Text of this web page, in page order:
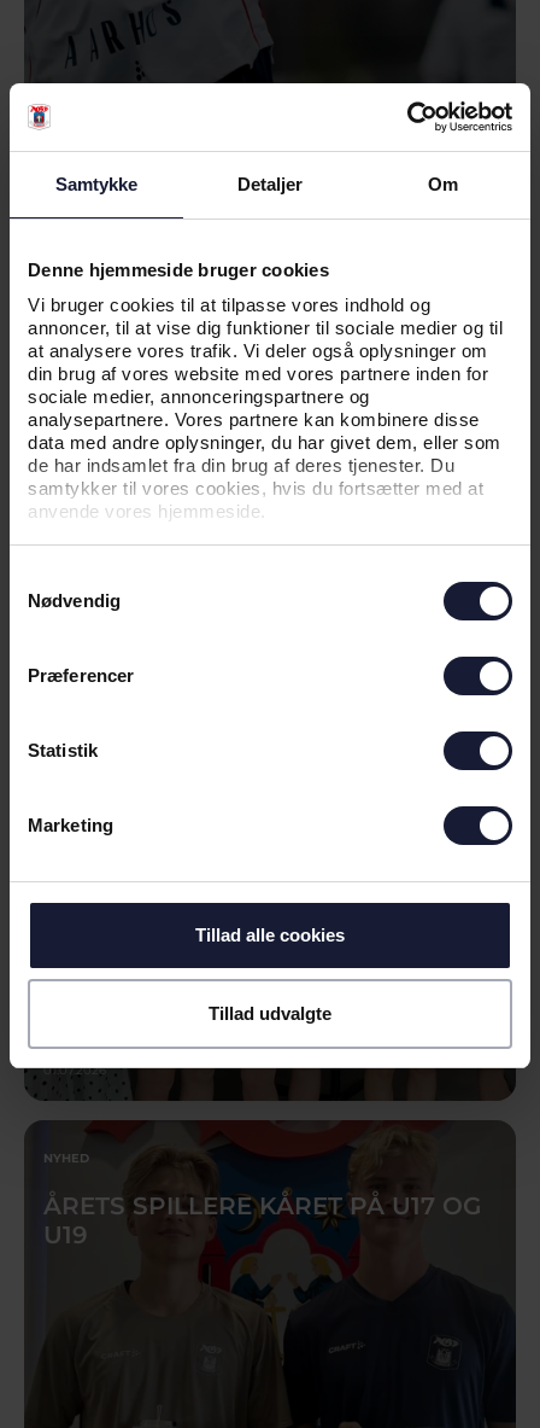
Samtykke Detaljer Om
Denne hjemmeside bruger cookies
Vi bruger cookies til at tilpasse vores indhold og
annoncer, til at vise dig funktioner til sociale medier og til
at analysere vores trafik. Vi deler også oplysninger om
din brug af vores website med vores partnere inden for
sociale medier, annonceringspartnere og
analysepartnere. Vores partnere kan kombinere disse
data med andre oplysninger, du har givet dem, eller som
de har indsamlet fra din brug af deres tjenester. Du
samtykker til vores cookies, hvis du fortsætter med at
anvende vores hjemmeside.
Nødvendig
Præferencer
Statistik
Marketing
Tillad alle cookies
Tillad udvalgte
04.08.2026
NYHED
BELGIEN
NYHED
01.07.2026
NYHED
ÅRETS SPILLERE KÅRET PÅ U17 OG
U19